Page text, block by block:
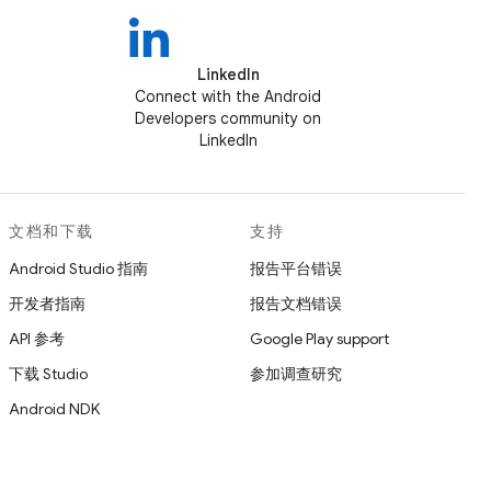
LinkedIn
Connect with the Android
Developers community on
LinkedIn
文档和下载
Android Studio 指南
开发者指南
API 参考
下载 Studio
Android NDK
支持
报告平台错误
报告文档错误
Google Play support
参加调查研究